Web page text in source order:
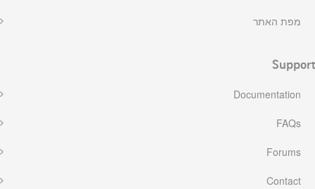
מפת האתר
Support
Documentation
FAQs
Forums
Contact